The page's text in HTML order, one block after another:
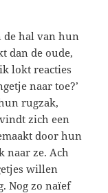
de hal van hun
dan de oude,
lokt reacties
naar toe?’
rugzak,
zich een
door hun
ze. Ach
willen
Nog zo naïef